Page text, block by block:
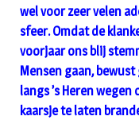
wel voor zeer velen
sfeer. Omdat de
voorjaar ons blij
Mensen gaan,
langs ’s Heren wegen
kaarsje te laten